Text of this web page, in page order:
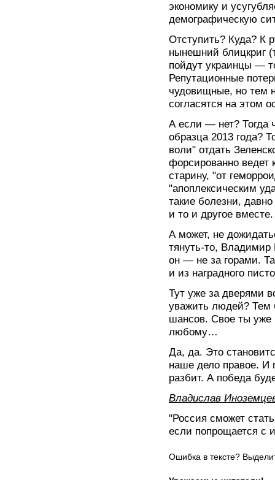
экономику и
демографическую
Отступить? Куда? К
нынешний блицкриг
пойдут украинцы —
Репутационные
чудовищные, но тем
согласятся на этом
А если — нет? Тогда
образца 2013 года?
воли" отдать
форсированно ведет
старину, "от
"апоплексическим
такие болезни,
и то и другое вместе.
А может, не
тянуть-то,
он — не за горами.
и из наградного
Тут уже за дверями
уважить людей? Тем
шансов. Свое ты уже
любому…
Да, да. Это
наше дело правое. И
разбит. А победа
Владислав
"Россия сможет
если попрощается с
Ошибка в тексте?